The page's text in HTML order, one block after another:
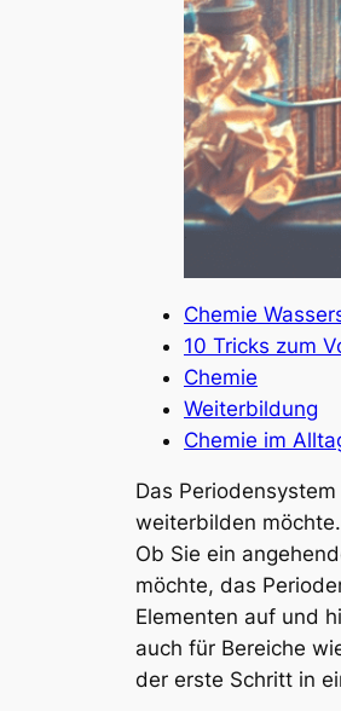
Chemie
10 Tricks zum
Chemie
Weiterbildung
Chemie im
Das
weiterbilden
Ob Sie ein
möchte, das
Elementen auf und
auch für Bereiche
der erste Schritt in